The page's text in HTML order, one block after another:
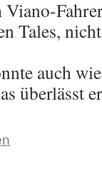
Tales,
auch
überlässt